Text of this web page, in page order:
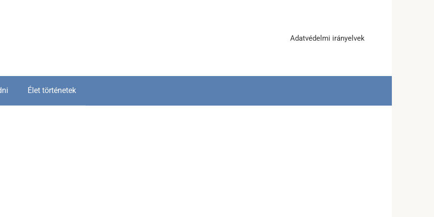
Adatvédelmi irányelvek
Élet történetek